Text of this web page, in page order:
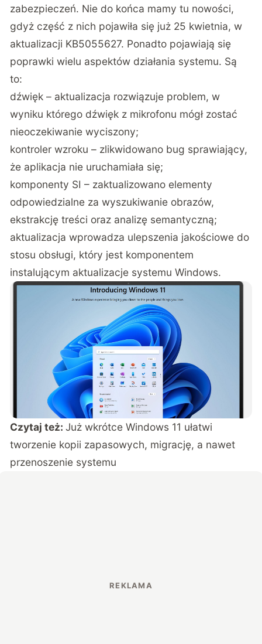
zabezpieczeń. Nie do końca mamy tu nowości,
gdyż część z nich pojawiła się już 25 kwietnia, w
aktualizacji KB5055627. Ponadto pojawiają się
poprawki wielu aspektów działania systemu. Są
to:
dźwięk – aktualizacja rozwiązuje problem, w
wyniku którego dźwięk z mikrofonu mógł zostać
nieoczekiwanie wyciszony;
kontroler wzroku – zlikwidowano bug sprawiający,
że aplikacja nie uruchamiała się;
komponenty SI – zaktualizowano elementy
odpowiedzialne za wyszukiwanie obrazów,
ekstrakcję treści oraz analizę semantyczną;
aktualizacja wprowadza ulepszenia jakościowe do
stosu obsługi, który jest komponentem
instalującym aktualizacje systemu Windows.
Czytaj też:Już wkrótce Windows 11 ułatwi
tworzenie kopii zapasowych, migrację, a nawet
przenoszenie systemu